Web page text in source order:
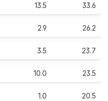
13.5 33.6
2.9 26.2
3.5 23.7
10.0 23.5
1.0 20.5